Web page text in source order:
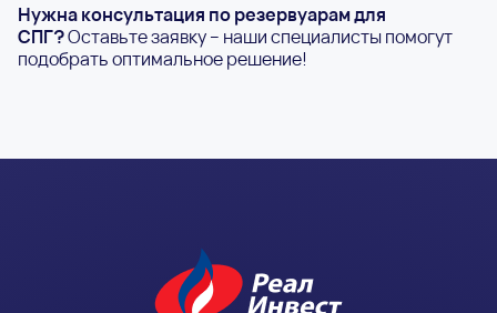
Нужна консультация по резервуарам для
СПГ?Оставьте заявку – наши специалисты помогут
подобрать оптимальное решение!